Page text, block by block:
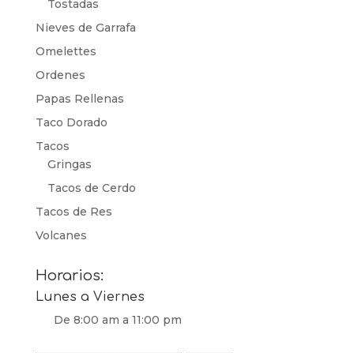
Tostadas
Nieves de Garrafa
Omelettes
Ordenes
Papas Rellenas
Taco Dorado
Tacos
Gringas
Tacos de Cerdo
Tacos de Res
Volcanes
Horarios:
Lunes a Viernes
De 8:00 am a 11:00 pm